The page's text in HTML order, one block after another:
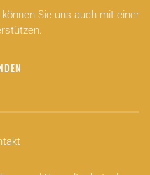
Sie uns auch mit einer